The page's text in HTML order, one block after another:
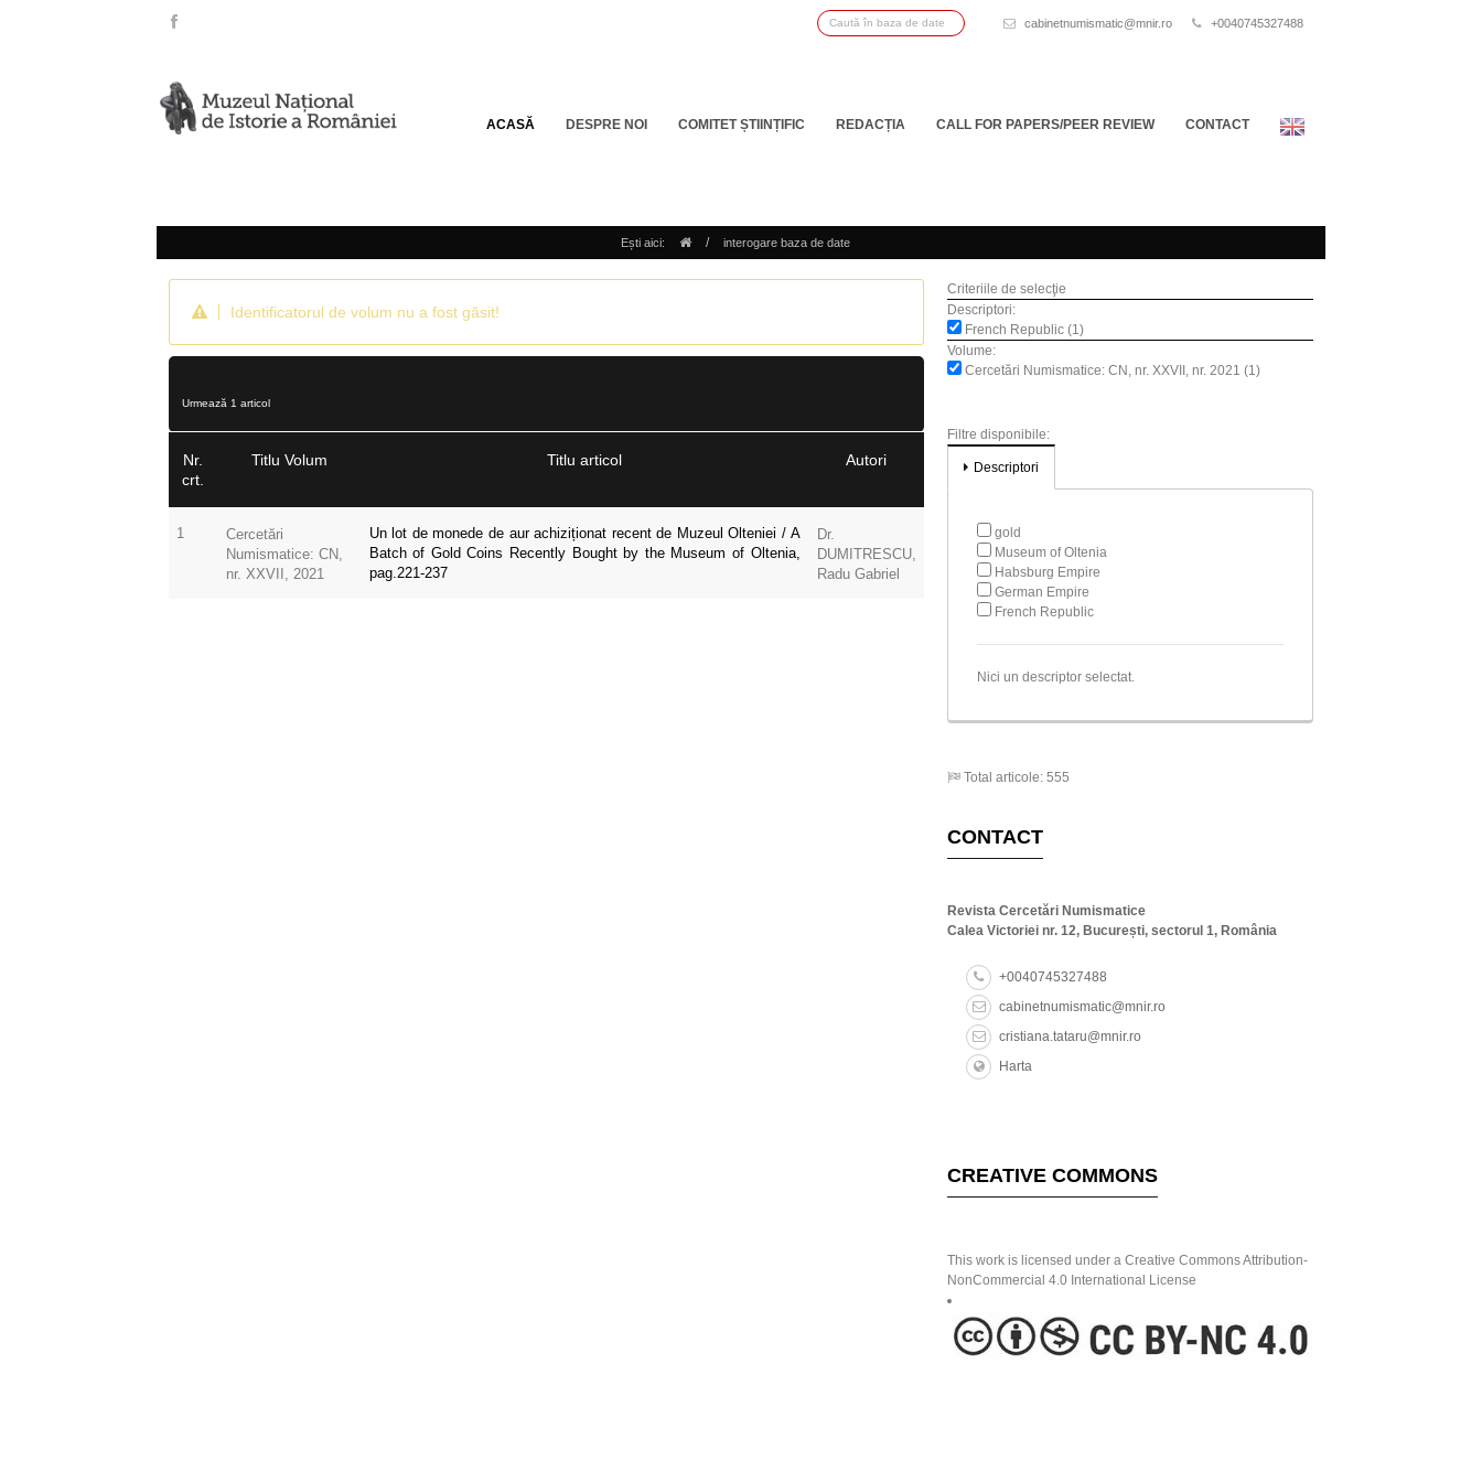
cabinetnumismatic@mnir.ro +0040745327488
ACASĂ DESPRE NOI COMITET ȘTIINȚIFIC REDACȚIA CALL FOR PAPERS/PEER REVIEW CONTACT
Ești aici: / interogare baza de date
Identificatorul de volum nu a fost găsit!
Urmează 1 articol
Nr.
crt.
Titlu Volum Titlu articol Autori
1
Cercetări
Numismatice: CN,
nr. XXVII, 2021
Un lot de monede de aur achiziționat recent de Muzeul Olteniei / A
Batch of Gold Coins Recently Bought by the Museum of Oltenia,
pag.221-237
Dr.
DUMITRESCU,
Radu Gabriel
Criteriile de selecţie
Descriptori:
French Republic (1)
Volume:
Cercetări Numismatice: CN, nr. XXVII, nr. 2021 (1)
Filtre disponibile:
Descriptori
gold
Museum of Oltenia
Habsburg Empire
German Empire
French Republic
Nici un descriptor selectat.
Total articole: 555
CONTACT
Revista Cercetări Numismatice
Calea Victoriei nr. 12, București, sectorul 1, România
+0040745327488
cabinetnumismatic@mnir.ro
cristiana.tataru@mnir.ro
Harta
CREATIVE COMMONS
This work is licensed under a Creative Commons Attribution-
NonCommercial 4.0 International License